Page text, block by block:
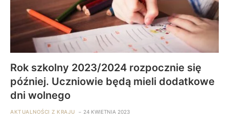
Rok szkolny 2023/2024 rozpocznie się
później. Uczniowie będą mieli dodatkowe
dni wolnego
AKTUALNOŚCI Z KRAJU 24 KWIETNIA 2023